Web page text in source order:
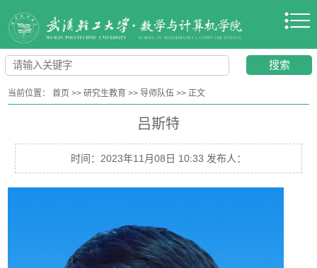
当前位置：首页 >>研究生教育 >>导师队伍 >>正文
吕斯特
时间：2023年11月08日 10:33 发布人：